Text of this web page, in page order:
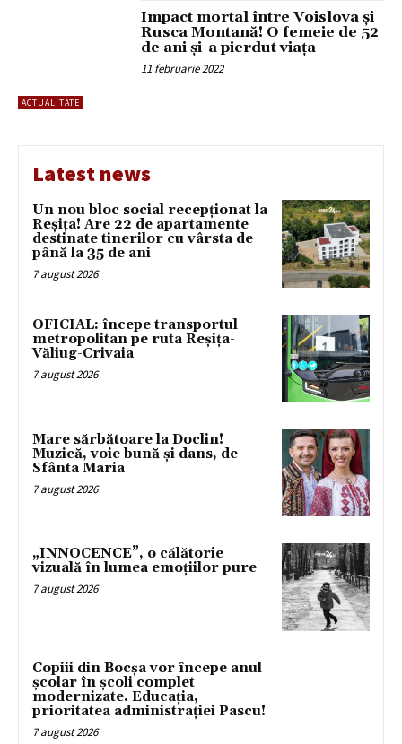
ACTUALITATE
Impact mortal între Voislova și
Rusca Montană! O femeie de 52
de ani și-a pierdut viața
11 februarie 2022
Latest news
Un nou bloc social recepționat la
Reșița! Are 22 de apartamente
destinate tinerilor cu vârsta de
până la 35 de ani
7 august 2026
OFICIAL: începe transportul
metropolitan pe ruta Reșița-
Văliug-Crivaia
7 august 2026
Mare sărbătoare la Doclin!
Muzică, voie bună și dans, de
Sfânta Maria
7 august 2026
„INNOCENCE”, o călătorie
vizuală în lumea emoțiilor pure
7 august 2026
Copiii din Bocșa vor începe anul
școlar în școli complet
modernizate. Educația,
prioritatea administrației Pascu!
7 august 2026